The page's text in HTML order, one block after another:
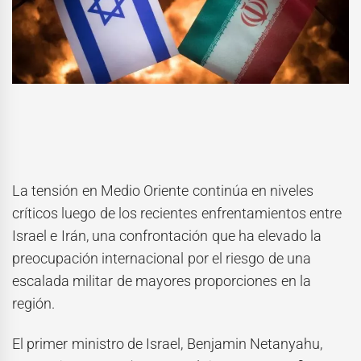
La tensión en Medio Oriente continúa en niveles
críticos luego de los recientes enfrentamientos entre
Israel e Irán, una confrontación que ha elevado la
preocupación internacional por el riesgo de una
escalada militar de mayores proporciones en la
región.
El primer ministro de Israel, Benjamin Netanyahu,